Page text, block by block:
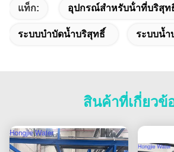
แท็ก: อุปกรณ์สําหรับน้ําที่บริสุท
ระบบบำบัดน้ำบริสุทธิ์ ระบบน้ำ
สินค้าที่เกี่ยวข้